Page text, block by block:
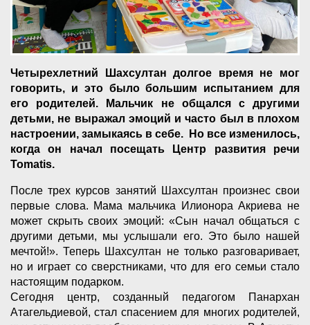
Четырехлетний Шахсултан долгое время не мог
говорить, и это было большим испытанием для
его родителей. Мальчик не общался с другими
детьми, не выражал эмоций и часто был в плохом
настроении, замыкаясь в себе. Но все изменилось,
когда он начал посещать Центр развития речи
Tomatis.
После трех курсов занятий Шахсултан произнес свои
первые слова. Мама мальчика Илионора Акриева не
может скрыть своих эмоций: «Сын начал общаться с
другими детьми, мы услышали его. Это было нашей
мечтой!». Теперь Шахсултан не только разговаривает,
но и играет со сверстниками, что для его семьи стало
настоящим подарком.
Сегодня центр, созданный педагогом Панархан
Атагельдиевой, стал спасением для многих родителей,